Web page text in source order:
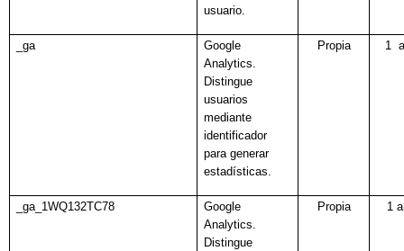
usuario.
_ga
Google
Analytics.
Distingue
usuarios
mediante
identificador
para generar
estadísticas.
Propia 1
_ga_1WQ132TC78
Google
Analytics.
Distingue
Propia 1